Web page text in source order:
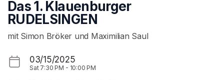
Das 1. Klauenburger
RUDELSINGEN
mit Simon Bröker und Maximilian Saul
03/15/2025
Sat 7:30 PM - 10:00 PM